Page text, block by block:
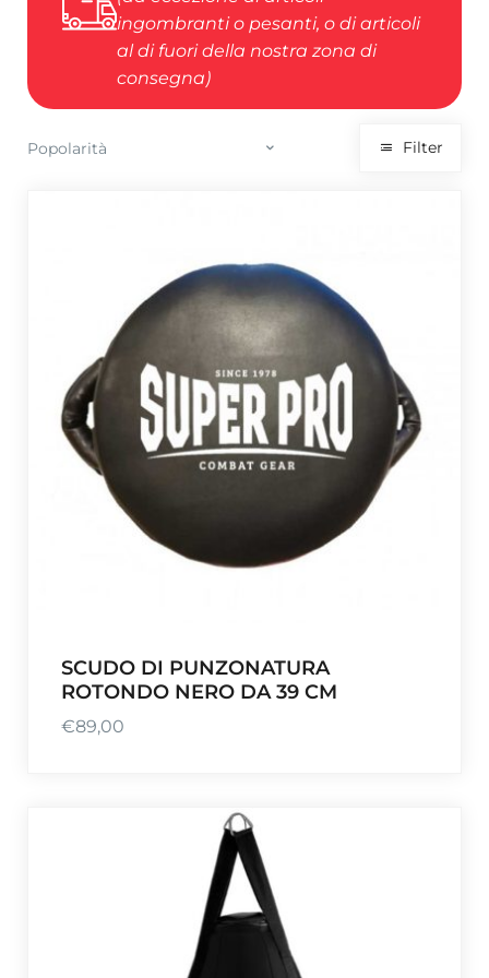
ingombranti o pesanti, o di articoli
al di fuori della nostra zona di
consegna)
Filter
SCUDO DI PUNZONATURA
ROTONDO NERO DA 39 CM
€89,00